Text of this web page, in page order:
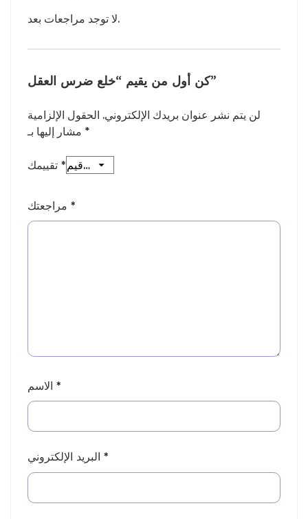
لا توجد مراجعات بعد.
كن أول من يقيم “خلع ضرس العقل”
لن يتم نشر عنوان بريدك الإلكتروني. الحقول الإلزامية
*
*
*
*
*